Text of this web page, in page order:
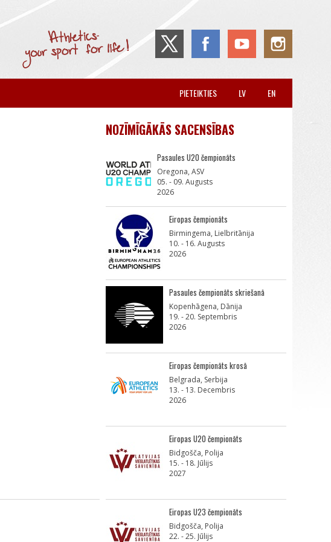
EN
LV
PIETEIKTIES
NOZĪMĪGĀKĀS SACENSĪBAS
Pasaules U20 čempionāts
Oregona, ASV
05. - 09. Augusts
2026
Eiropas čempionāts
Birmingema, Lielbritānija
10. - 16. Augusts
2026
Pasaules čempionāts skriešanā
Kopenhāgena, Dānija
19. - 20. Septembris
2026
Eiropas čempionāts krosā
Belgrada, Serbija
13. - 13. Decembris
2026
Eiropas U20 čempionāts
Bidgošča, Polija
15. - 18. Jūlijs
2027
Eiropas U23 čempionāts
Bidgošča, Polija
22. - 25. Jūlijs